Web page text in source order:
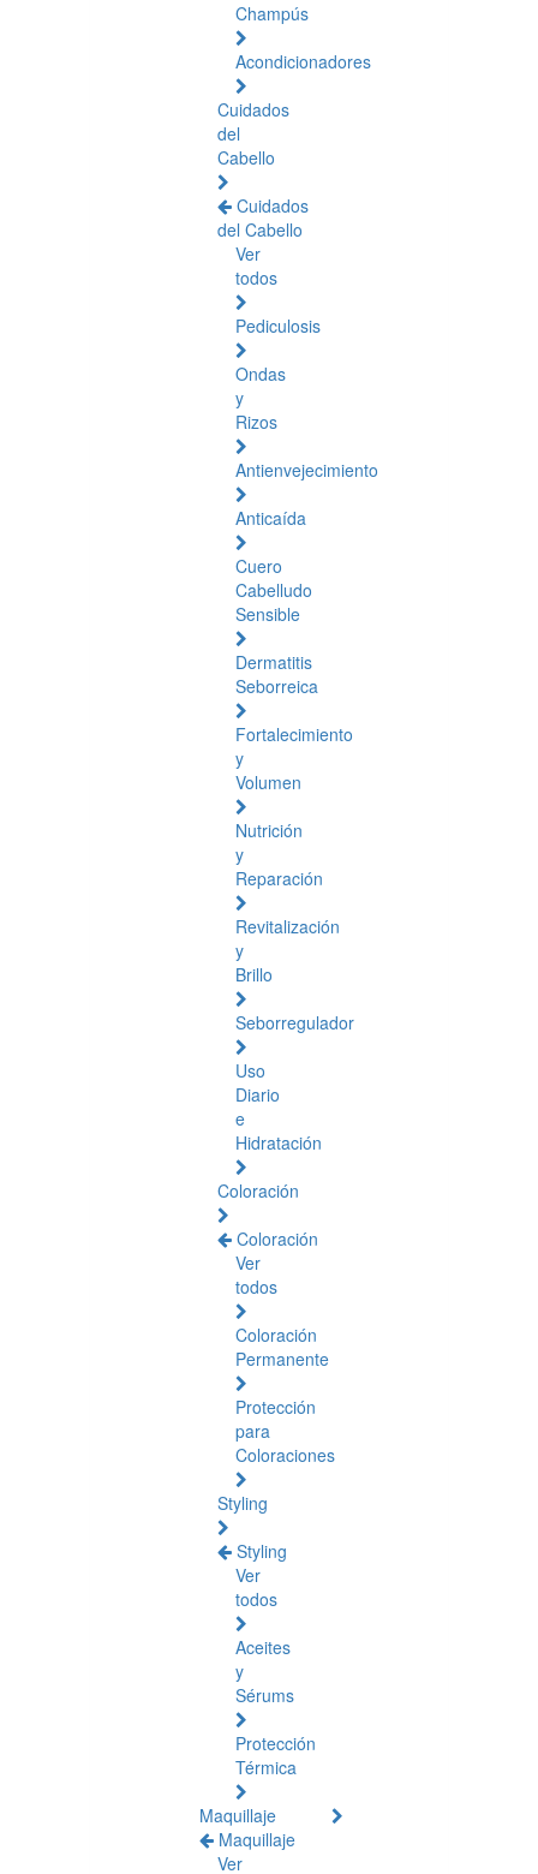
Champús
Acondicionadores
Cuidados
del
Cabello
Cuidados
del Cabello
Ver
todos
Pediculosis
Ondas
y
Rizos
Antienvejecimiento
Anticaída
Cuero
Cabelludo
Sensible
Dermatitis
Seborreica
Fortalecimiento
y
Volumen
Nutrición
y
Reparación
Revitalización
y
Brillo
Seborregulador
Uso
Diario
e
Hidratación
Coloración
Coloración
Ver
todos
Coloración
Permanente
Protección
para
Coloraciones
Styling
Styling
Ver
todos
Aceites
y
Sérums
Protección
Térmica
Maquillaje
Maquillaje
Ver